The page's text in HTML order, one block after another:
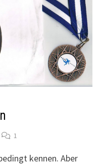
1
kennen. Aber